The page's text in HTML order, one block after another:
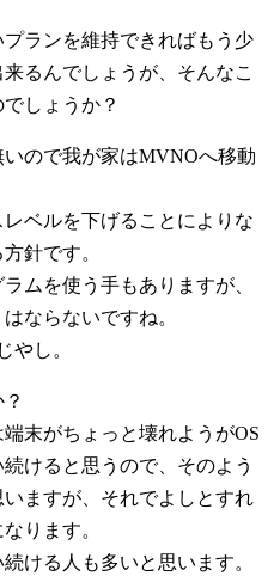
ランを維持できればもう少
るんでしょうが、そんなこ
しょうか？
ので我が家はMVNOへ移動
ベルを下げることによりな
針です。
ムを使う手もありますが、
ならないですね。
やし。
末がちょっと壊れようがOS
けると思うので、そのよう
ますが、それでよしとすれ
ります。
ける人も多いと思います。